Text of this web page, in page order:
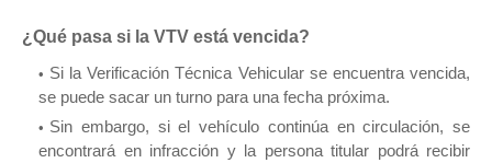
¿Qué pasa si la VTV está vencida?
Si la Verificación Técnica Vehicular se encuentra vencida,
se puede sacar un turno para una fecha próxima.
Sin embargo, si el vehículo continúa en circulación, se
encontrará en infracción y la persona titular podrá recibir